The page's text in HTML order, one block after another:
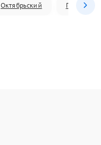
Октябрьский